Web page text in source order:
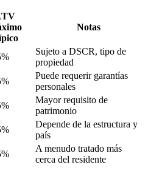
Notas
Sujeto a DSCR, tipo de
propiedad
Puede requerir garantías
personales
Mayor requisito de
patrimonio
Depende de la estructura y
país
A menudo tratado más
cerca del residente